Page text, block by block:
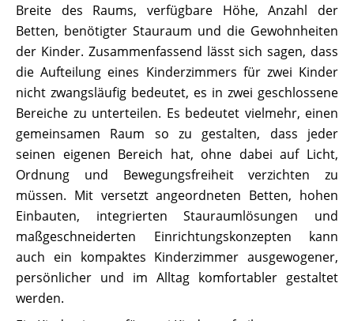
Breite des Raums, verfügbare Höhe, Anzahl der
Betten, benötigter Stauraum und die Gewohnheiten
der Kinder. Zusammenfassend lässt sich sagen, dass
die Aufteilung eines Kinderzimmers für zwei Kinder
nicht zwangsläufig bedeutet, es in zwei geschlossene
Bereiche zu unterteilen. Es bedeutet vielmehr, einen
gemeinsamen Raum so zu gestalten, dass jeder
seinen eigenen Bereich hat, ohne dabei auf Licht,
Ordnung und Bewegungsfreiheit verzichten zu
müssen. Mit versetzt angeordneten Betten, hohen
Einbauten, integrierten Stauraumlösungen und
maßgeschneiderten Einrichtungskonzepten kann
auch ein kompaktes Kinderzimmer ausgewogener,
persönlicher und im Alltag komfortabler gestaltet
werden.